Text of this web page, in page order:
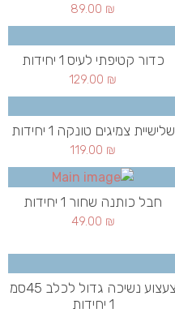
89.00 ₪
כדור קטיפתי לעיס 1 יחידות
129.00 ₪
שלישיית צמיגים טונקה 1 יחידות
119.00 ₪
חבל כותנה שחור 1 יחידות
49.00 ₪
צעצוע נשיכה גדול לכלב 45סמ
1 יחידות